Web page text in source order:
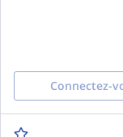
Connectez-